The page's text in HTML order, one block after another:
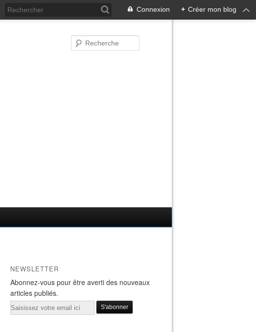
Connexion + Créer mon blog
NEWSLETTER
Abonnez-vous pour être averti des nouveaux
articles publiés.
Email